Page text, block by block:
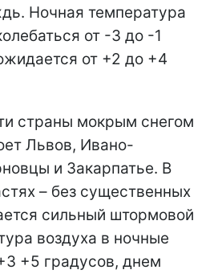
Ночная температура
от -3 до -1
от +2 до +4
страны мокрым снегом
Львов, Ивано-
и Закарпатье. В
– без существенных
сильный штормовой
воздуха в ночные
+5 градусов, днем